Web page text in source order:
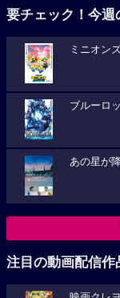
要チェック！今週
ミニオン
ブルーロ
あの星が
注目の動画配信作